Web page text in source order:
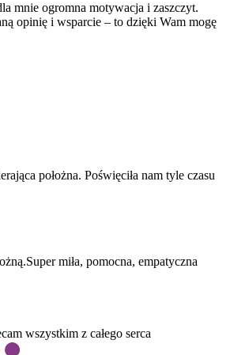
mnie ogromna motywacja i zaszczyt.
opinię i wsparcie – to dzięki Wam mogę
położna. Poświęciła nam tyle czasu
miła, pomocna, empatyczna
wszystkim z całego serca